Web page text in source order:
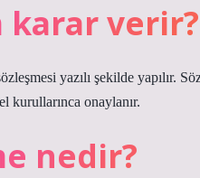
verir?
yazılı şekilde yapılır.
kurullarınca onaylanır.
nedir?